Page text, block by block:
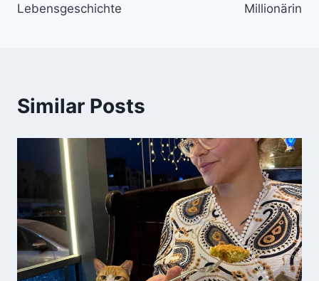
Lebensgeschichte
Millionärin
Similar Posts